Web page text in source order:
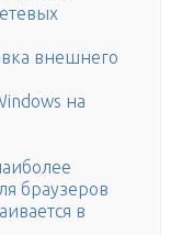
внешнего
на
браузеров
в